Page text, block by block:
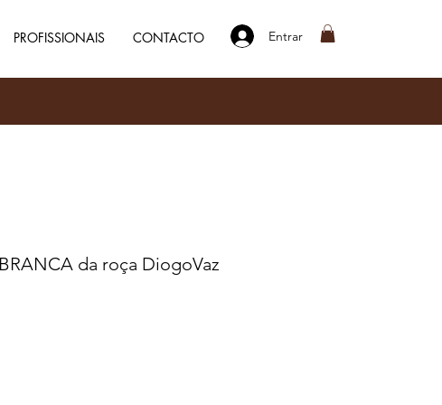
PROFISSIONAIS CONTACTO Entrar
da roça DiogoVaz